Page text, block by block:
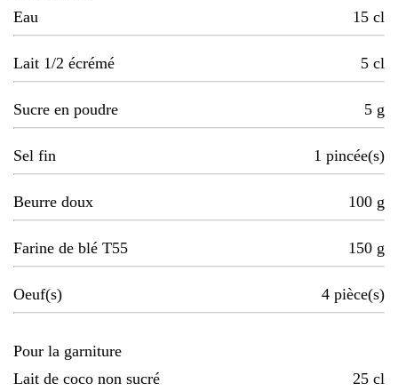
Eau
15 cl
Lait 1/2 écrémé 5 cl
Sucre en poudre 5 g
Sel fin 1 pincée(s)
Beurre doux 100 g
Farine de blé T55 150 g
Oeuf(s) 4 pièce(s)
Pour la garniture
Lait de coco non sucré
25 cl